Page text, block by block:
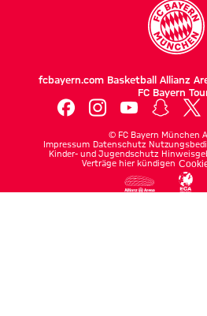
fcbayern.com Basketball Allianz
FC Bayern
© FC Bayern München
Impressum Datenschutz
Kinder- und Jugendschutz
Verträge hier kündigen